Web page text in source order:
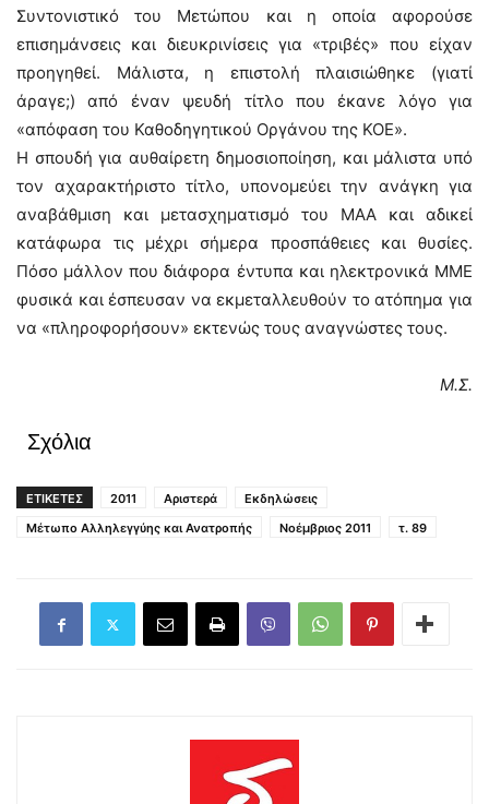
Συντονιστικό του Μετώπου και η οποία αφορούσε
επισημάνσεις και διευκρινίσεις για «τριβές» που είχαν
προηγηθεί. Μάλιστα, η επιστολή πλαισιώθηκε (γιατί
άραγε;) από έναν ψευδή τίτλο που έκανε λόγο για
«απόφαση του Καθοδηγητικού Οργάνου της ΚΟΕ».
Η σπουδή για αυθαίρετη δημοσιοποίηση, και μάλιστα υπό
τον αχαρακτήριστο τίτλο, υπονομεύει την ανάγκη για
αναβάθμιση και μετασχηματισμό του ΜΑΑ και αδικεί
κατάφωρα τις μέχρι σήμερα προσπάθειες και θυσίες.
Πόσο μάλλον που διάφορα έντυπα και ηλεκτρονικά ΜΜΕ
φυσικά και έσπευσαν να εκμεταλλευθούν το ατόπημα για
να «πληροφορήσουν» εκτενώς τους αναγνώστες τους.
Μ.Σ.
Σχόλια
ΕΤΙΚΕΤΕΣ 2011 Αριστερά
Εκδηλώσεις
Μέτωπο Αλληλεγγύης και Ανατροπής
Νοέμβριος 2011 τ. 89